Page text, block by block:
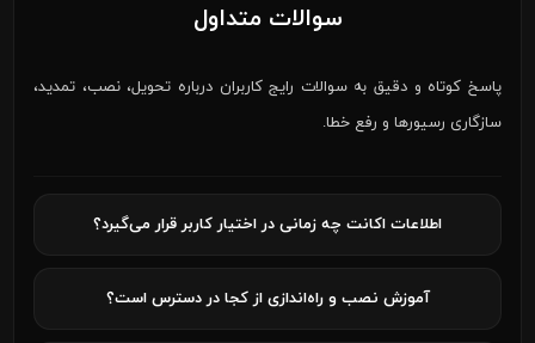
سوالات متداول
پاسخ کوتاه و دقیق به سوالات رایج کاربران درباره تحویل، نصب، تمدید،
سازگاری رسیورها و رفع خطا.
اطلاعات اکانت چه زمانی در اختیار کاربر قرار می‌گیرد؟
آموزش نصب و راه‌اندازی از کجا در دسترس است؟